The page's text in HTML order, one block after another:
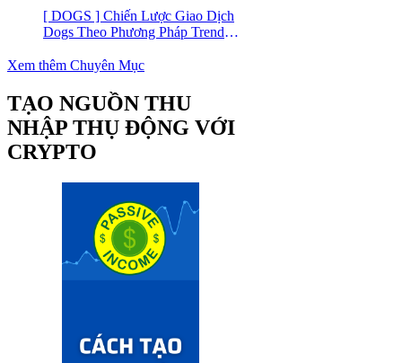
[ DOGS ] Chiến Lược Giao Dịch
Dogs Theo Phương Pháp Trend
Yết trên Binance
Xem thêm Chuyên Mục
TẠO NGUỒN THU
NHẬP THỤ ĐỘNG VỚI
CRYPTO